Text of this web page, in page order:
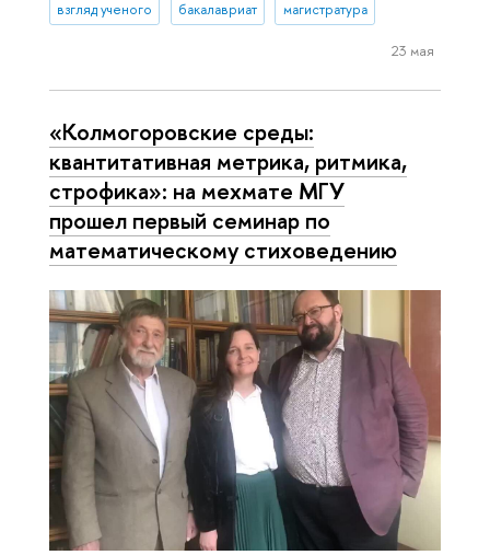
взгляд ученого бакалавриат магистратура
23 мая
«Колмогоровские среды:
квантитативная метрика, ритмика,
строфика»: на мехмате МГУ
прошел первый семинар по
математическому стиховедению